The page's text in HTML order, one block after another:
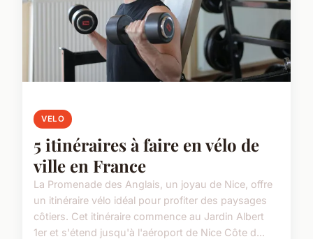
VELO
5 itinéraires à faire en vélo de
ville en France
La Promenade des Anglais, un joyau de Nice, offre
un itinéraire vélo idéal pour profiter des paysages
côtiers. Cet itinéraire commence au Jardin Albert
1er et s'étend jusqu'à l'aéroport de Nice Côte d...